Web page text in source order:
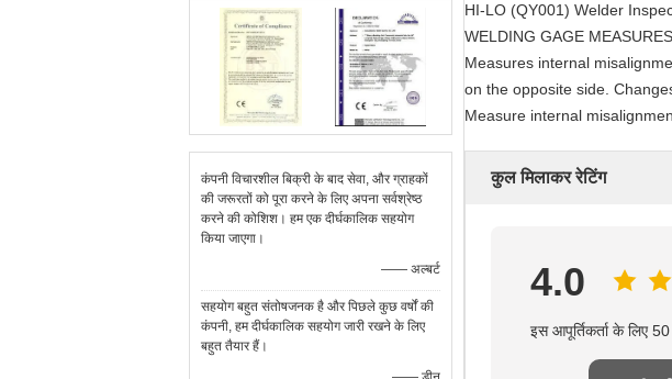
कंपनी विचारशील बिक्री के बाद सेवा, और ग्राहकों
की जरूरतों को पूरा करने के लिए अपना सर्वश्रेष्ठ
करने की कोशिश। हम एक दीर्घकालिक सहयोग
किया जाएगा।
—— अल्बर्ट
सहयोग बहुत संतोषजनक है और पिछले कुछ वर्षों की
कंपनी, हम दीर्घकालिक सहयोग जारी रखने के लिए
बहुत तैयार हैं।
HI-LO (QY001) Welder
WELDING GAGE
Measures internal
on the opposite side.
Measure internal
कुल मिलाकर रेटिंग
4.0
इस आपूर्तिकर्ता के लिए